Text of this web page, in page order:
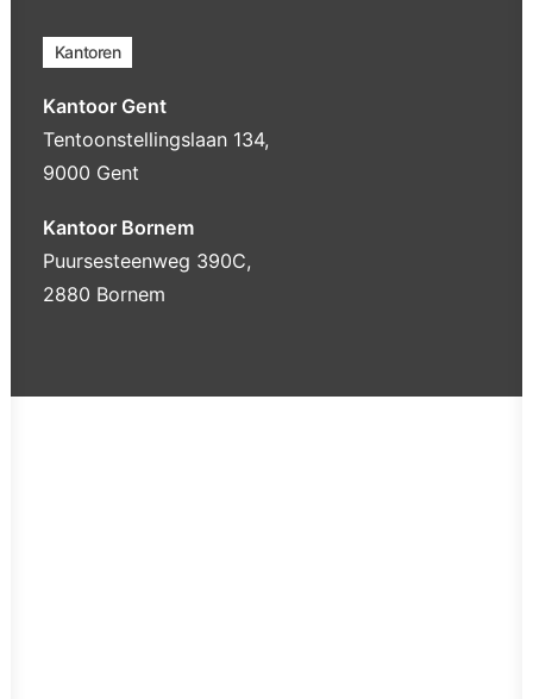
Kantoren
Kantoor Gent
Tentoonstellingslaan 134,
9000 Gent
Kantoor Bornem
Puursesteenweg 390C,
2880 Bornem